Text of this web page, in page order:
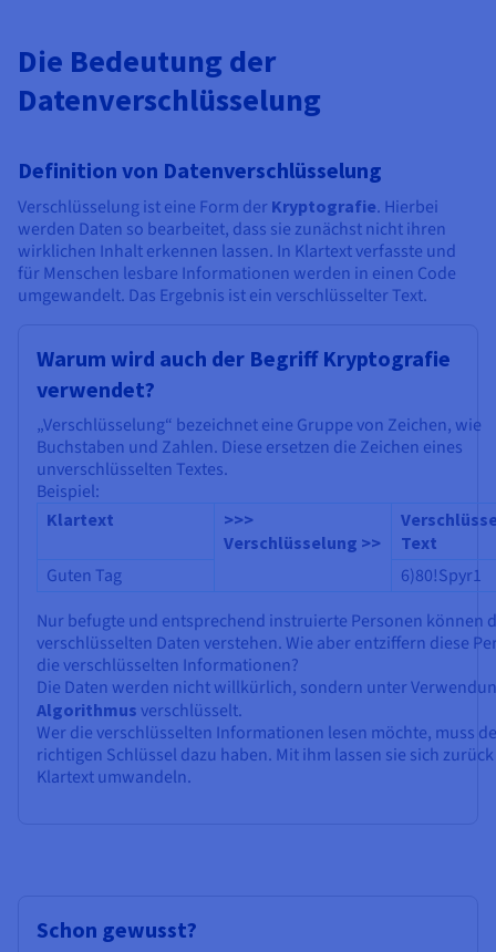
Verfügbarkeit nach Regionen
Dokumentation
Roadmap und Changelog
Roadmap und Changelog
Roadmap und Changelog
Die Bedeutung der
Datenverschlüsselung
Definition von Datenverschlüsselung
Verschlüsselung ist eine Form der Kryptografie. Hierbei
werden Daten so bearbeitet, dass sie zunächst nicht ihren
wirklichen Inhalt erkennen lassen. In Klartext verfasste und
für Menschen lesbare Informationen werden in einen Code
umgewandelt. Das Ergebnis ist ein verschlüsselter Text.
Warum wird auch der Begriff Kryptografie
verwendet?
„Verschlüsselung“ bezeichnet eine Gruppe von Zeichen, wie
Buchstaben und Zahlen. Diese ersetzen die Zeichen eines
unverschlüsselten Textes.
Beispiel:
Klartext
>>>
Verschlüsselung >>
Text
Guten Tag
6)80!Spyr1
Nur befugte und entsprechend instruierte Personen können
verschlüsselten Daten verstehen. Wie aber entziffern diese
die verschlüsselten Informationen?
Die Daten werden nicht willkürlich, sondern unter
Algorithmus verschlüsselt.
Wer die verschlüsselten Informationen lesen möchte, muss
richtigen Schlüssel dazu haben. Mit ihm lassen sie sich
Klartext umwandeln.
Schon gewusst?